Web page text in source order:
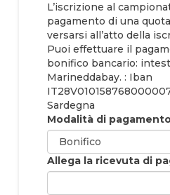
L’iscrizione al
pagamento di una
versarsi all’atto della
Puoi effettuare il
bonifico bancario:
Marineddabay. : Iban
Sardegna
Modalità di
Allega la ricevuta di